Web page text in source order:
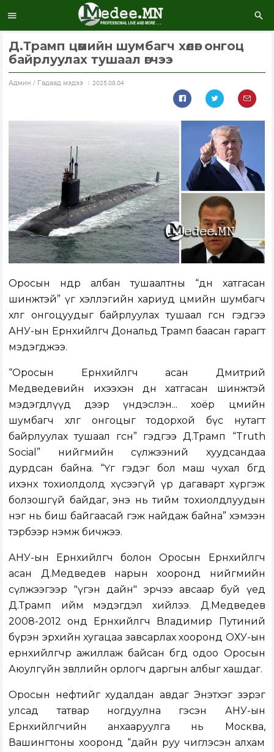
Д.Трамп цөмийн шумбагч хөлөг онгоц
байрлуулах тушаал өгчээ
Aдмин / Гадаад мэдээ 2025.08.04
Оросын өндөр албан тушаалтны “өдөөн хатгасан
шинжтэй” үг хэллэгийн хариуд цөмийн шумбагч
хөлөг онгоцуудыг байрлуулах тушаал өгсөн гэдгээ
АНУ-ын Ерөнхийлөгч Дональд Трамп баасан гарагт
мэдэгджээ.
“Оросын Ерөнхийлөгч асан Дмитрий
Медведевийн ихээхэн өдөөн хатгасан шинжтэй
мэдэгдлүүд дээр үндэслэн... хоёр цөмийн
шумбагч хөлөг онгоцыг тодорхой бүс нутагт
байрлуулах тушаал өгсөн” гэдгээ Д.Трамп “Truth
Social” нийгмийн сүлжээний хуудсандаа
дурдсан байна. “Үг гэдэг бол маш чухал бөгөөд
ихэнх тохиолдолд хүсээгүй үр дагаварт хүргэж
болзошгүй байдаг, энэ нь тийм тохиолдлуудын
нэг нь биш байгаасай гэж найдаж байна” хэмээн
тэрбээр нэмж бичжээ.
АНУ-ын Ерөнхийлөгч болон Оросын Ерөнхийлөгч
асан Д.Медведев нарын хооронд нийгмийн
сүлжээгээр "үгэн дайн" эрчээ авсаар буй үед
Д.Трамп ийм мэдэгдэл хийлээ. Д.Медведев
2008-2012 онд Ерөнхийлөгч Владимир Путиний
бүрэн эрхийн хугацаа завсарлах хооронд ОХУ-ын
ерөнхийлөгчөөр ажиллаж байсан бөгөөд одоо Оросын
Аюулгүйн зөвлөлийн орлогч даргын албыг хашдаг.
Оросын нефтийг худалдан авдаг Энэтхэг зэрэг
улсад татвар ногдуулна гэсэн АНУ-ын
Ерөнхийлөгчийн анхааруулга нь Москва,
Вашингтоны хооронд “дайн руу чиглэсэн алхам